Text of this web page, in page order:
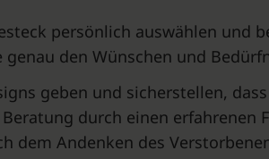
persönlich auswählen und
genau den Wünschen und
geben und sicherstellen,
durch einen erfahrenen
dem Andenken des